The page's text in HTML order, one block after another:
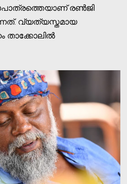
രണ്‍ജി
വ്യത്യസ്തമായ
താക്കോലില്‍